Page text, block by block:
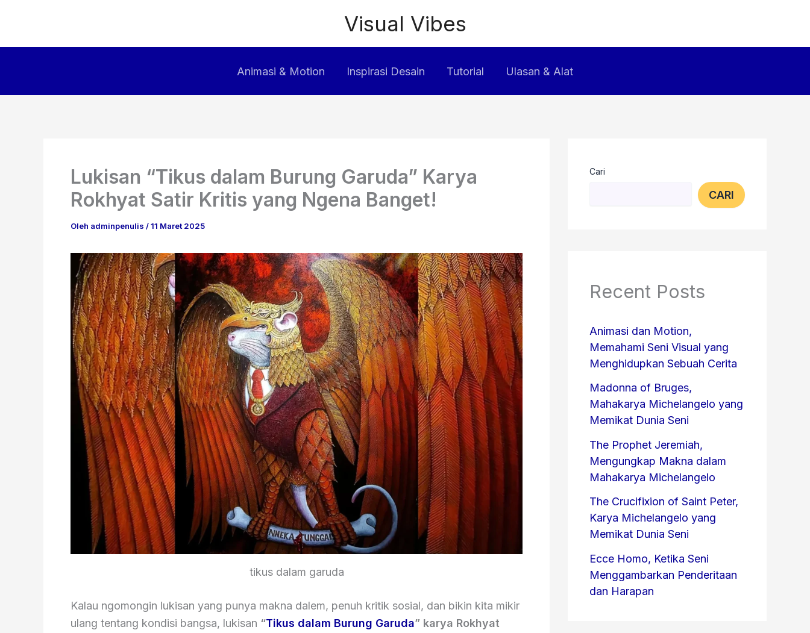
Visual Vibes
Animasi & Motion Inspirasi Desain Tutorial Ulasan & Alat
Lukisan “Tikus dalam Burung Garuda” Karya
Rokhyat Satir Kritis yang Ngena Banget!
Oleh adminpenulis /11 Maret 2025
tikus dalam garuda
Kalau ngomongin lukisan yang punya makna dalem, penuh kritik sosial, dan bikin kita mikir
ulang tentang kondisi bangsa, lukisan “Tikus dalam Burung Garuda” karya Rokhyat
Cari
CARI
Recent Posts
Animasi dan Motion,
Memahami Seni Visual yang
Menghidupkan Sebuah Cerita
Madonna of Bruges,
Mahakarya Michelangelo yang
Memikat Dunia Seni
The Prophet Jeremiah,
Mengungkap Makna dalam
Mahakarya Michelangelo
The Crucifixion of Saint Peter,
Karya Michelangelo yang
Memikat Dunia Seni
Ecce Homo, Ketika Seni
Menggambarkan Penderitaan
dan Harapan